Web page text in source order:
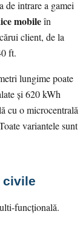
de intrare a gamei
mobileîn
client, de la
ft.
lungime poate
și 620 kWh
cu o microcentrală
variantele sunt
civile
funcțională.